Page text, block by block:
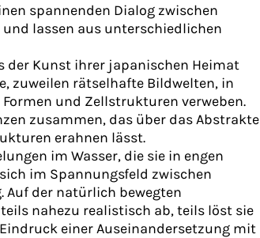
spannenden Dialog zwischen
lassen aus unterschiedlichen
der Kunst ihrer japanischen Heimat
zuweilen rätselhafte Bildwelten, in
und Zellstrukturen verweben.
zusammen, das über das Abstrakte
erahnen lässt.
im Wasser, die sie in engen
im Spannungsfeld zwischen
der natürlich bewegten
nahezu realistisch ab, teils löst sie
einer Auseinandersetzung mit